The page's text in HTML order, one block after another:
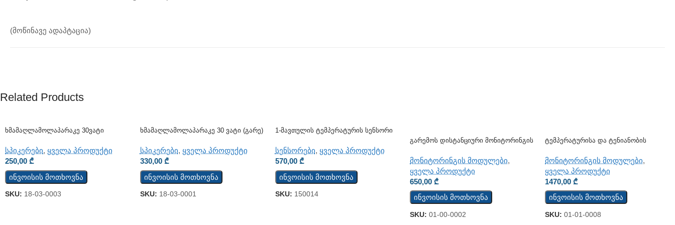
(მოწინავე ადაპტაცია)
Related Products
Ხმამაღლამოლაპარაკე 30ვატი
სპიკერები, ყველა პროდუქტი
250,00 ₾
ინვოისის მოთხოვნა
SKU: 18-03-0003
Ხმამაღლამოლაპარაკე 30 Ვატი (გარე)
სპიკერები, ყველა პროდუქტი
330,00 ₾
ინვოისის მოთხოვნა
SKU: 18-03-0001
1-Მავთულის Ტემპერატურის Სენსორი
სენსორები, ყველა პროდუქტი
570,00 ₾
ინვოისის მოთხოვნა
SKU: 150014
Გარემოს Დისტანციური Მონიტორინგის
მონიტორინგის მოდულები,
ყველა პროდუქტი
650,00₾
ინვოისის მოთხოვნა
SKU:01-00-0002
Ტემპერატურისა Და Ტენიანობის
მონიტორინგის მოდულები,
ყველა პროდუქტი
1470,00₾
ინვოისის მოთხოვნა
SKU:01-01-0008